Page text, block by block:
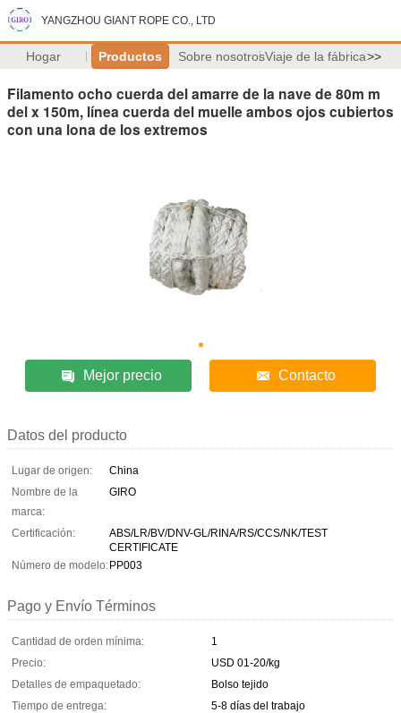
YANGZHOU GIANT ROPE CO., LTD
Hogar Productos Sobre nosotrosViaje de la fábrica>>
Filamento ocho cuerda del amarre de la nave de 80m m
del x 150m, línea cuerda del muelle ambos ojos cubiertos
con una lona de los extremos
Mejor precio Contacto
Datos del producto
Lugar de origen:
China
Nombre de la
marca:
GIRO
Certificación:
ABS/LR/BV/DNV-GL/RINA/RS/CCS/NK/TEST
CERTIFICATE
Número de modelo:PP003
Pago y Envío Términos
Cantidad de orden mínima:
1
Precio:
USD 01-20/kg
Detalles de empaquetado:
Bolso tejido
Tiempo de entrega:
5-8 días del trabajo